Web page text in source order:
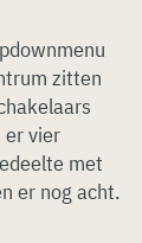
zitten
er vier
met
er nog acht.